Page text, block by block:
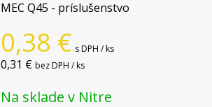
MEC Q45 - príslušenstvo
0,38 € s DPH / ks
0,31 € bez DPH / ks
Na sklade v Nitre